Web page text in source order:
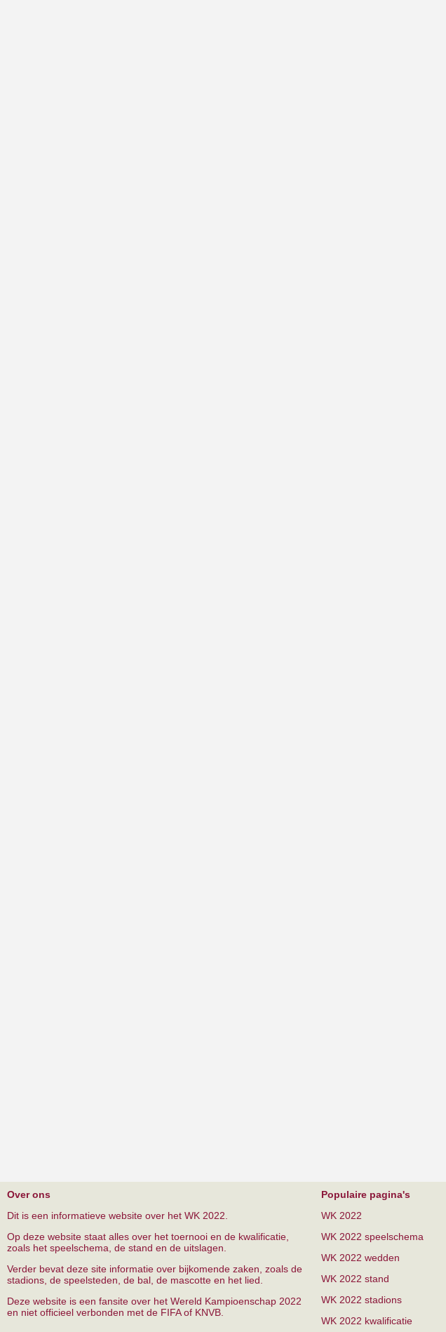
Over ons
Dit is een informatieve website over het WK 2022.
Op deze website staat alles over het toernooi en de kwalificatie,
zoals het speelschema, de stand en de uitslagen.
Verder bevat deze site informatie over bijkomende zaken, zoals de
stadions, de speelsteden, de bal, de mascotte en het lied.
Deze website is een fansite over het Wereld Kampioenschap 2022
en niet officieel verbonden met de FIFA of KNVB.
Populaire pagina's
WK 2022
WK 2022 speelschema
WK 2022 wedden
WK 2022 stand
WK 2022 stadions
WK 2022 kwalificatie